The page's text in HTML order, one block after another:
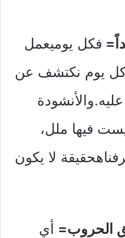
فكل يوميعمل
وكل يوم نكتشف عن
فيها ملل،
لا يكون
أي